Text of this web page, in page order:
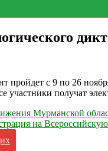
пройдет с 9 по 26
участники получат
Мурманской
на